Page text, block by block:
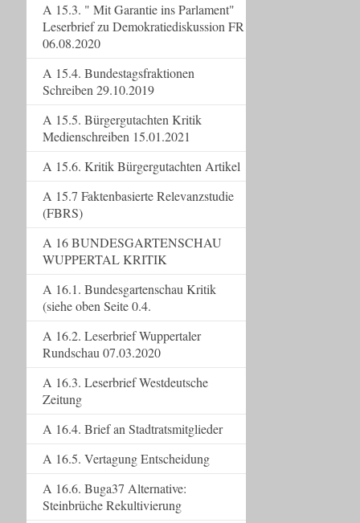
A 15.3. " Mit Garantie ins Parlament"
Leserbrief zu Demokratiediskussion FR
06.08.2020
A 15.4. Bundestagsfraktionen
Schreiben 29.10.2019
A 15.5. Bürgergutachten Kritik
Medienschreiben 15.01.2021
A 15.6. Kritik Bürgergutachten Artikel
A 15.7 Faktenbasierte Relevanzstudie
(FBRS)
A 16 BUNDESGARTENSCHAU
WUPPERTAL KRITIK
A 16.1. Bundesgartenschau Kritik
(siehe oben Seite 0.4.
A 16.2. Leserbrief Wuppertaler
Rundschau 07.03.2020
A 16.3. Leserbrief Westdeutsche
Zeitung
A 16.4. Brief an Stadtratsmitglieder
A 16.5. Vertagung Entscheidung
A 16.6. Buga37 Alternative:
Steinbrüche Rekultivierung